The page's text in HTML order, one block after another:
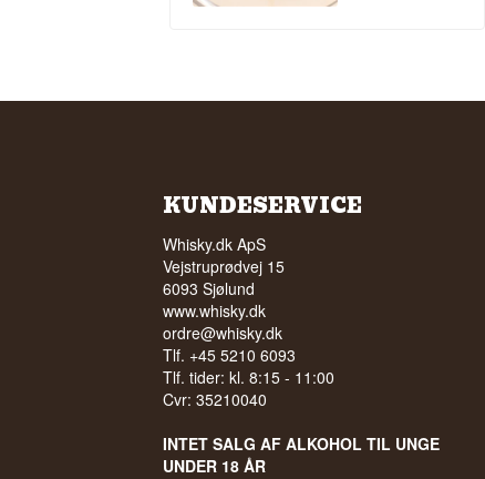
KUNDESERVICE
Whisky.dk ApS
Vejstruprødvej 15
6093 Sjølund
www.whisky.dk
ordre@whisky.dk
Tlf. +45 5210 6093
Tlf. tider: kl. 8:15 - 11:00
Cvr: 35210040
INTET SALG AF ALKOHOL TIL UNGE
UNDER 18 ÅR